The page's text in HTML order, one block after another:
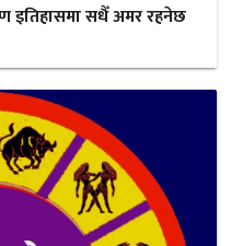
इतिहासमा सधैँ अमर रहनेछ